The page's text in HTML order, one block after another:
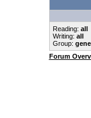
Reading: all
Writing: all
Group:
Forum